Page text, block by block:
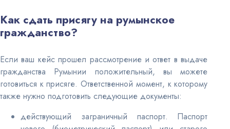
Как сдать присягу на румынское
гражданство?
Если ваш кейс прошел рассмотрение и ответ в выдаче
гражданства Румынии положительный, вы можете
готовиться к присяге. Ответственной момент, к которому
также нужно подготовить следующие документы:
действующий заграничный паспорт. Паспорт